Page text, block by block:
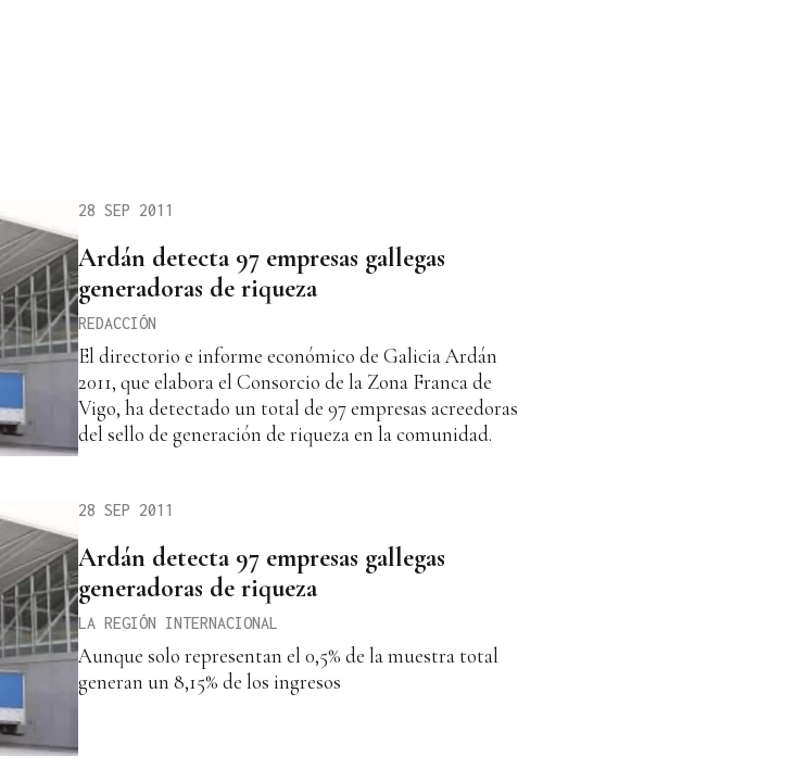
28 SEP 2011
Ardán detecta 97 empresas gallegas
generadoras de riqueza
REDACCIÓN
El directorio e informe económico de Galicia Ardán
2011, que elabora el Consorcio de la Zona Franca de
Vigo, ha detectado un total de 97 empresas acreedoras
del sello de generación de riqueza en la comunidad.
28 SEP 2011
Ardán detecta 97 empresas gallegas
generadoras de riqueza
LA REGIÓN INTERNACIONAL
Aunque solo representan el 0,5% de la muestra total
generan un 8,15% de los ingresos